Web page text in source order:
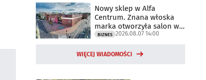
Nowy sklep w Alfa
Centrum. Znana włoska
marka otworzyła salon w
Białymstoku
BIZNES 2026.08.07 14:00
WIĘCEJ WIADOMOŚCI